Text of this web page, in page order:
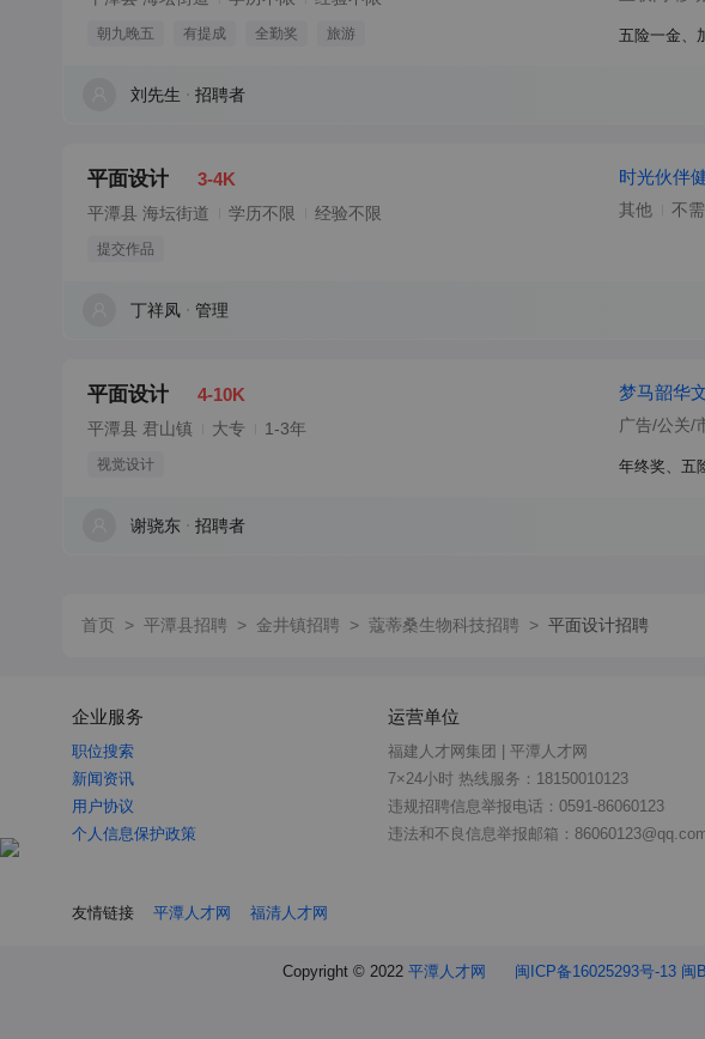
朝九晚五 有提成 全勤奖 旅游
刘先生 招聘者
平面设计 3-4K
平潭县 海坛街道 学历不限 经验不限
提交作品
时光伙伴
其他 不
丁祥凤 管理
平面设计 4-10K
平潭县 君山镇 大专 1-3年
视觉设计
梦马韶华
年终奖、五
谢骁东 招聘者
首页 > 平潭县招聘 > 金井镇招聘 > 蔻蒂桑生物科技招聘 > 平面设计招聘
企业服务
职位搜索
新闻资讯
用户协议
个人信息保护政策
运营单位
福建人才网集团 | 平潭人才网
7×24小时 热线服务：18150010123
违规招聘信息举报电话：0591-86060123
违法和不良信息举报邮箱：
友情链接 平潭人才网 福清人才网
Copyright © 2022 平潭人才网 闽ICP备16025293号-13 闽